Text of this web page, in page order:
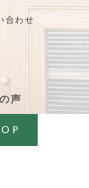
声
合わせ